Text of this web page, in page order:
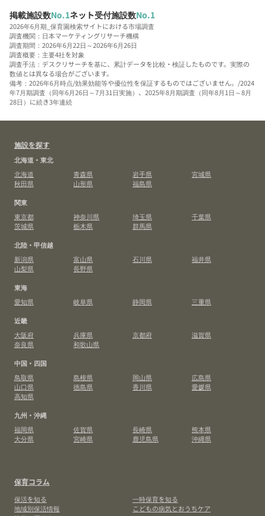
掲載施設数No.1ネット受付施設数No.1
2026年6月期_保育園検索サイトにおける市場調査
調査機関：日本マーケティングリサーチ機構
調査期間：2026年6月22日～2026年6月26日
調査概要：主要4社を対象
調査手法：デスクリサーチを基に、累計データを比較・検証したものです。実際の
数値とは異なる場合がございます。
備考：2026年6月時点/効果効能等や優位性を保証するものではございません。/2024
年7月期調査（同年6月26日～7月31日実施）、2025年8月期調査（同年8月1日～8月
28日）に続き3年連続
施設を探す
北海道・東北
北海道
青森県 岩手県
宮城県
秋田県
山形県
福島県
関東
東京都
神奈川県 埼玉県
千葉県
茨城県
栃木県
群馬県
北陸・甲信越
新潟県
富山県 石川県
福井県
山梨県
長野県
東海
愛知県
岐阜県 静岡県
三重県
近畿
大阪府
兵庫県 京都府
滋賀県
奈良県
和歌山県
中国・四国
鳥取県
島根県 岡山県
広島県
山口県
徳島県 香川県
愛媛県
高知県
九州・沖縄
福岡県
佐賀県 長崎県
熊本県
大分県
宮崎県 鹿児島県 沖縄県
保育コラム
保活を知る
一時保育を知る
地域別保活情報
こどもの病気とおうちケア